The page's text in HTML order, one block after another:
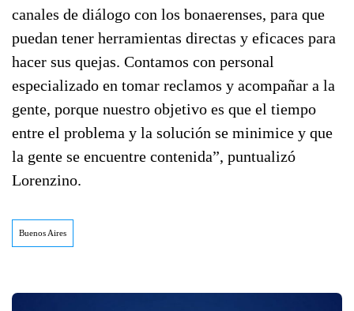
canales de diálogo con los bonaerenses, para que
puedan tener herramientas directas y eficaces para
hacer sus quejas. Contamos con personal
especializado en tomar reclamos y acompañar a la
gente, porque nuestro objetivo es que el tiempo
entre el problema y la solución se minimice y que
la gente se encuentre contenida”, puntualizó
Lorenzino.
Buenos Aires